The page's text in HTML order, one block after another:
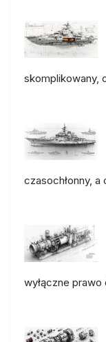
skomplikowany,
czasochłonny,
wyłączne